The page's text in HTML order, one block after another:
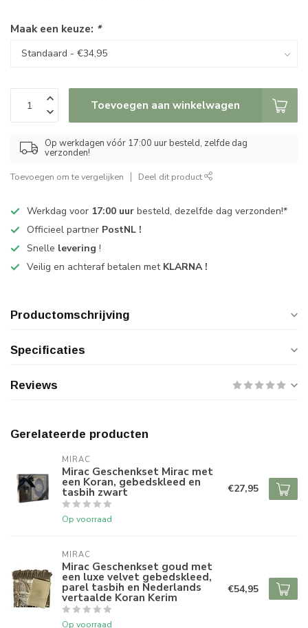
Maak een keuze: *
Toevoegen aan winkelwagen
Op werkdagen vóór 17:00 uur besteld, zelfde dag
verzonden!
Toevoegen om te vergelijken Deel dit product
Werkdag voor 17:00 uur besteld, dezelfde dag verzonden!*
Officieel partner PostNL !
Snelle levering !
Veilig en achteraf betalen met KLARNA !
Productomschrijving
Specificaties
Reviews
Gerelateerde producten
MIRAC
Mirac Geschenkset Mirac met
een Koran, gebedskleed en
tasbih zwart
Op voorraad
€27,95
MIRAC
Mirac Geschenkset goud met
een luxe velvet gebedskleed,
parel tasbih en Nederlands
vertaalde Koran Kerim
Op voorraad
€54,95